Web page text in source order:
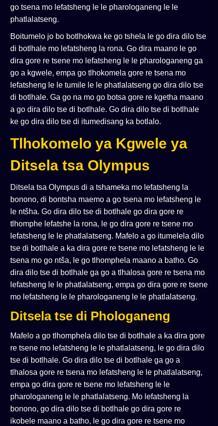
go tsena mo lefatsheng le le pharologaneng le le
phatlalatseng.
Boitumelo jo bo botlhokwa ke go tshela le go dira dilo tse
di botlhale mo lefatsheng la rona. Go dira maano le go
dira gore re tsene mo lefatsheng le le pharologaneng ga
go a kgwele, empa go tlhokomela gore re tsena mo
lefatsheng le le tumile le le phatlalatseng go dira dilo tse
di botlhale. Ga go na mo go botsa gore re kgetha maano
a go dira dilo tse di botlhale. Go dira dilo tse di botlhale
ke go dira dilo tse di itumedisang ka botlalo.
Tlhokomelo ya Kgwele ya
Ditsela tsa Olympus
Ditsela tsa Olympus di a tshameka mo lefatsheng la
bonono, di bontsha maemo a go tsena mo lefatsheng le
le ntšha. Go dira dilo tse di botlhale go dira gore re
tlhomphe lefatshe la rona, le go dira gore re tsene mo
lefatsheng le le phatlalatseng. Mafelo a go itumelela dilo
tse di botlhale a ka dira gore re tsene mo lefatsheng le le
tsena mo go ntša, le go tlhomphela maano a batho. Go
dira dilo tse di botlhale ga go a tlhalosa gore re tsena mo
lefatsheng le le phatlalatseng, empa go dira gore re tsene
mo lefatsheng le le pharologaneng le le phatlalatseng.
Ditsela tse di Phologaneng
Mafelo a go tlhomphela dilo tse di botlhale a ka dira gore
re tsene mo lefatsheng le le phatlalatseng, le go dira dilo
tse di botlhale. Go dira dilo tse di botlhale ga go a
tlhalosa gore re tsena mo lefatsheng le le phatlalatseng,
empa go dira gore re tsene mo lefatsheng le le
pharologaneng le le phatlalatseng. Mo lefatsheng la
bonono, go dira dilo tse di botlhale go dira gore re
ikobele maano a batho, le go dira gore re tsene mo